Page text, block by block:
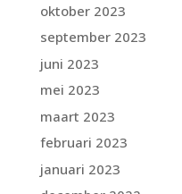
oktober 2023
september 2023
juni 2023
mei 2023
maart 2023
februari 2023
januari 2023